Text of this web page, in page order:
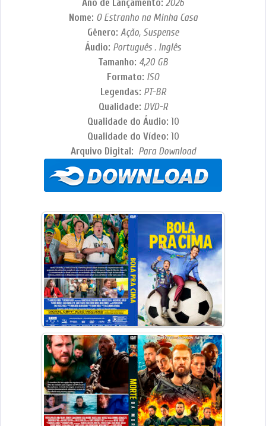
Ano de Lançamento: 2026
Nome: O Estranho na Minha Casa
Gênero: Ação, Suspense
Áudio: Português . Inglês
Tamanho: 4,20 GB
Formato: ISO
Legendas: PT-BR
Qualidade: DVD-R
Qualidade do Áudio: 10
Qualidade do Vídeo: 10
Arquivo Digital: Para Download